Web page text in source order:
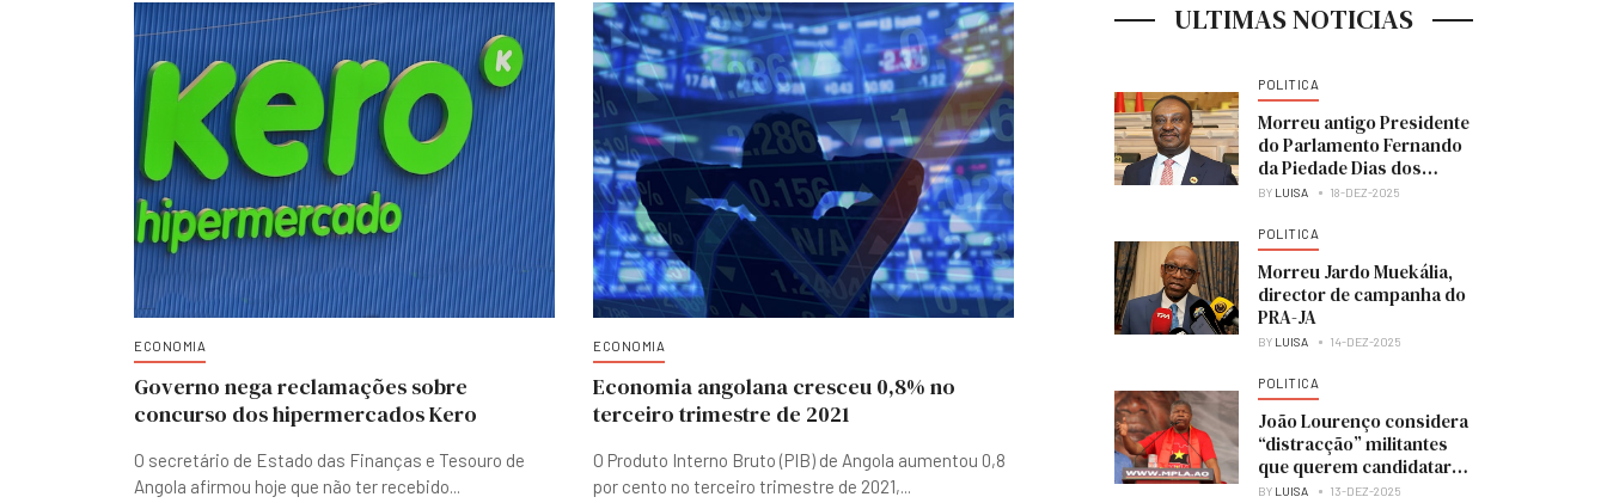
ECONOMIA
Governo nega reclamações sobre
concurso dos hipermercados Kero
O secretário de Estado das Finanças e Tesouro de
Angola afirmou hoje que não ter recebido...
ECONOMIA
Economia angolana cresceu 0,8% no
terceiro trimestre de 2021
O Produto Interno Bruto (PIB) de Angola aumentou 0,8
por cento no terceiro trimestre de 2021,...
ULTIMAS NOTICIAS
POLITICA
Morreu antigo Presidente
do Parlamento Fernando
da Piedade Dias dos
Santos “Nandó”
BY LUISA 18-DEZ-2025
POLITICA
Morreu Jardo Muekália,
director de campanha do
PRA-JA
BY LUISA 14-DEZ-2025
POLITICA
João Lourenço considera
“distracção” militantes
que querem candidatar-
se à liderança do MPLA
BY LUISA 13-DEZ-2025